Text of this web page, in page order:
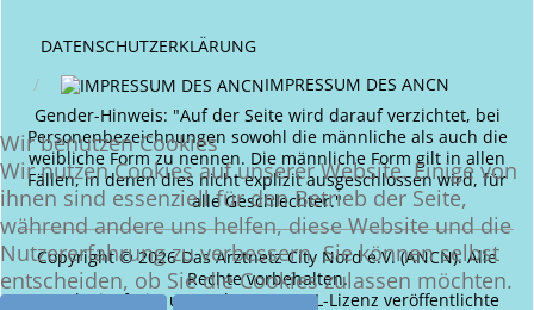
DATENSCHUTZERKLÄRUNG
IMPRESSUM DES ANCN
Gender-Hinweis: "Auf der Seite wird darauf verzichtet, bei
Personenbezeichnungen sowohl die männliche als auch die
weibliche Form zu nennen. Die männliche Form gilt in allen
Fällen, in denen dies nicht explizit ausgeschlossen wird, für
alle Geschlechter."
Copyright © 2026 Das Arztnetz City Nord e.V. (ANCN). Alle
Rechte vorbehalten.
Joomla!ist freie, unter derGNU/GPL-Lizenz veröffentlichte
Wir benutzen Cookies
Wir nutzen Cookies auf unserer Website. Einige von
ihnen sind essenziell für den Betrieb der Seite,
während andere uns helfen, diese Website und die
Nutzererfahrung zu verbessern. Sie können selbst
entscheiden, ob Sie die Cookies zulassen möchten.